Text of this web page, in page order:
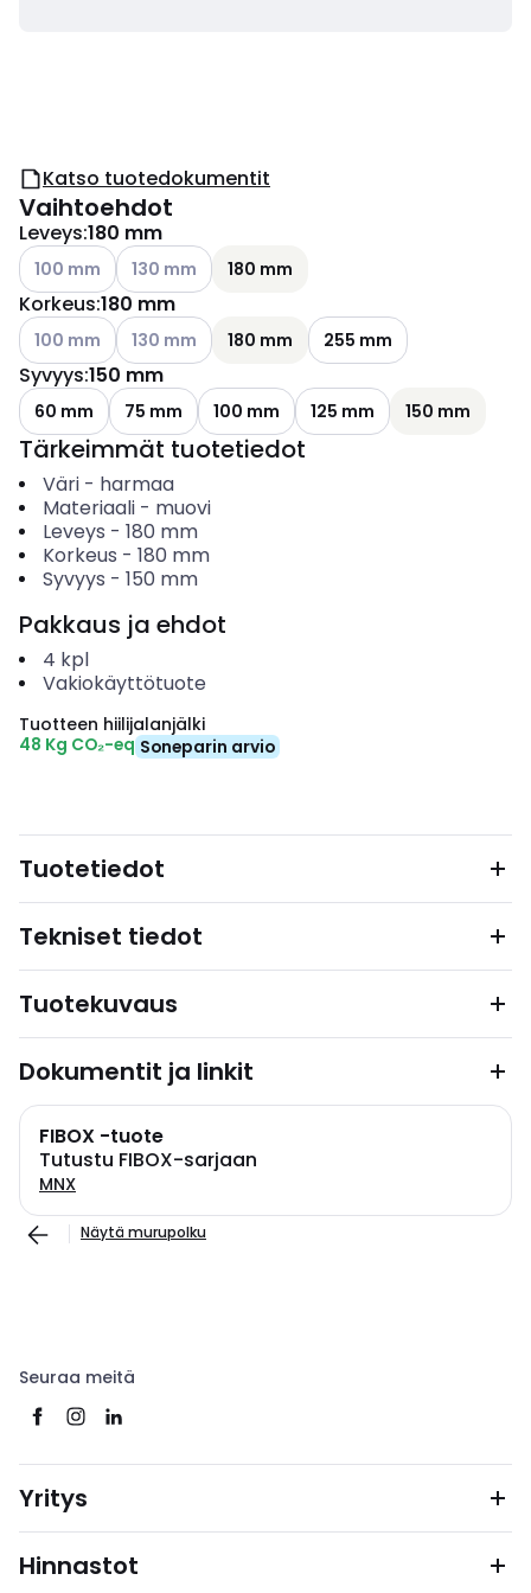
Katso tuotedokumentit
Vaihtoehdot
Leveys:180 mm
Katso käytettävissä olevat vaihtoehdot
100 mm Katso käytettävissä olevat vaihtoehdot
130 mm 180 mm
Korkeus:180 mm
Katso käytettävissä olevat vaihtoehdot
100 mm Katso käytettävissä olevat vaihtoehdot
130 mm 180 mm 255 mm
Syvyys:150 mm
60 mm 75 mm 100 mm 125 mm 150 mm
Tärkeimmät tuotetiedot
Väri- harmaa
Materiaali- muovi
Leveys - 180 mm
Korkeus - 180 mm
Syvyys - 150 mm
Pakkaus ja ehdot
4 kpl
Vakiokäyttötuote
Tuotteen hiilijalanjälki
48 Kg CO₂-eq Soneparin arvio
Tuotetiedot
Tekniset tiedot
Tuotekuvaus
Dokumentit ja linkit
FIBOX -tuote
Tutustu FIBOX-sarjaan
MNX
Näytä murupolku
Seuraa meitä
Yritys
Hinnastot